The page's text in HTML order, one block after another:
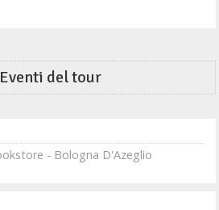
del tour
- Bologna D'Azeglio